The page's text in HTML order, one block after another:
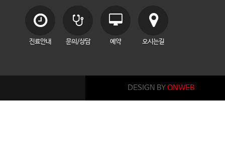
진료안내 문의/상담 예약 오시는길
DESIGN BYONWEB